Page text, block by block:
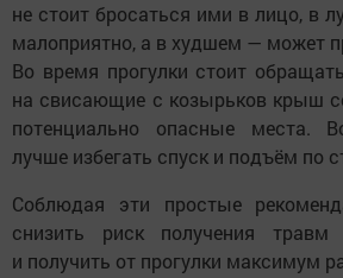
не стоит бросаться ими в лицо, в
малоприятно, а в худшем — может
Во время прогулки стоит
на свисающие с козырьков крыш
потенциально опасные места.
лучше избегать спуск и подъём по
Соблюдая эти простые
снизить риск получения
и получить от прогулки максимум